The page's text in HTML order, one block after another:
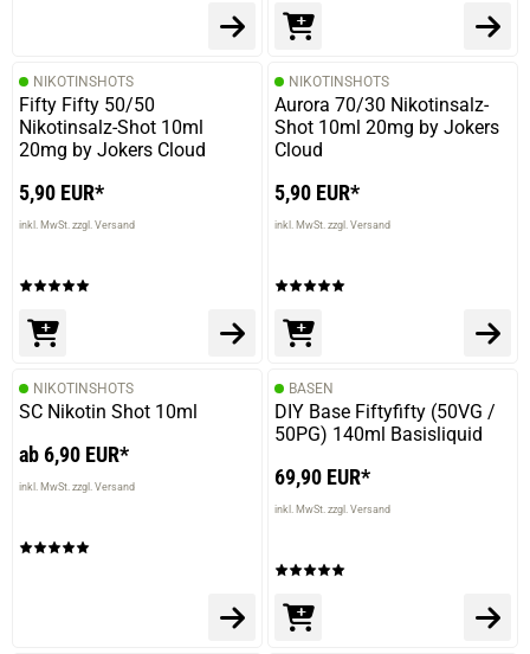
NIKOTINSHOTS
Fifty Fifty 50/50
Nikotinsalz-Shot 10ml
20mg by Jokers Cloud
5,90 EUR*
inkl. MwSt. zzgl. Versand
NIKOTINSHOTS
Aurora 70/30 Nikotinsalz-
Shot 10ml 20mg by Jokers
Cloud
5,90 EUR*
inkl. MwSt. zzgl. Versand
NIKOTINSHOTS
SC Nikotin Shot 10ml
ab 6,90 EUR*
inkl. MwSt. zzgl. Versand
BASEN
DIY Base Fiftyfifty (50VG /
50PG) 140ml Basisliquid
69,90 EUR*
inkl. MwSt. zzgl. Versand